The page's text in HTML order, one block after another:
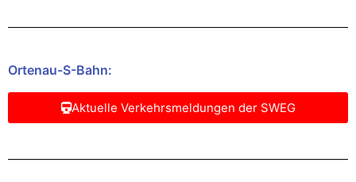
Ortenau-S-Bahn:
Aktuelle Verkehrsmeldungen der SWEG